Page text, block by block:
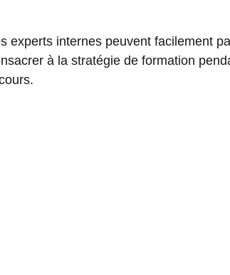
experts internes peuvent facilement
à la stratégie de formation